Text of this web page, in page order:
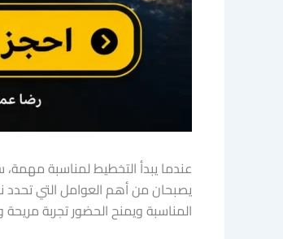
عندما يبدأ التخطيط لمناسبة
يصبحان من أهم العوامل التي
المناسبة ويمنح الحضور تجربة